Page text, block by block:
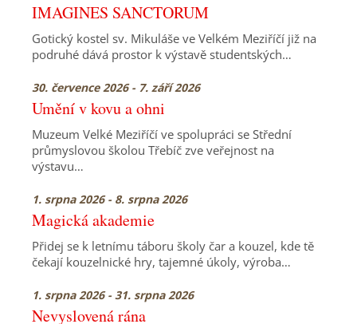
IMAGINES SANCTORUM
Gotický kostel sv. Mikuláše ve Velkém Meziříčí již na
podruhé dává prostor k výstavě studentských…
30. července 2026 - 7. září 2026
Umění v kovu a ohni
Muzeum Velké Meziříčí ve spolupráci se Střední
průmyslovou školou Třebíč zve veřejnost na
výstavu…
1. srpna 2026 - 8. srpna 2026
Magická akademie
Přidej se k letnímu táboru školy čar a kouzel, kde tě
čekají kouzelnické hry, tajemné úkoly, výroba…
1. srpna 2026 - 31. srpna 2026
Nevyslovená rána